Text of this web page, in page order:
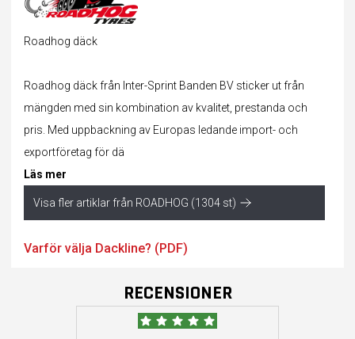
Roadhog däck
Roadhog däck från Inter-Sprint Banden BV sticker ut från
mängden med sin kombination av kvalitet, prestanda och
pris. Med uppbackning av Europas ledande import- och
exportföretag för dä
Läs mer
Visa fler artiklar från ROADHOG (1304 st)
Varför välja Dackline? (PDF)
RECENSIONER